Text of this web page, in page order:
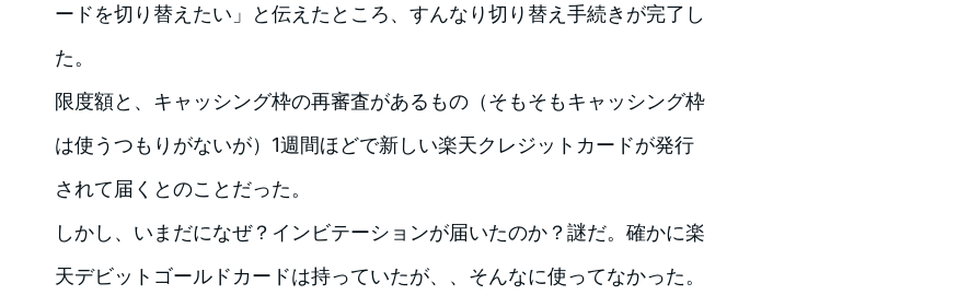
ードを切り替えたい」と伝えたところ、すんなり切り替え手続きが完了し
た。
限度額と、キャッシング枠の再審査があるもの（そもそもキャッシング枠
は使うつもりがないが）1週間ほどで新しい楽天クレジットカードが発行
されて届くとのことだった。
しかし、いまだになぜ？インビテーションが届いたのか？謎だ。確かに楽
天デビットゴールドカードは持っていたが、、そんなに使ってなかった。